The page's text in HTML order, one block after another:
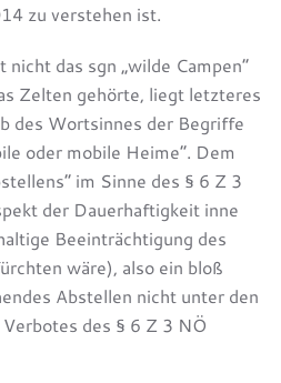
zu verstehen ist.
das sgn „wilde Campen“
Zelten gehörte, liegt letzteres
des Wortsinnes der Begriffe
oder mobile Heime“. Dem
im Sinne des § 6 Z 3
der Dauerhaftigkeit inne
Beeinträchtigung des
wäre), also ein bloß
Abstellen nicht unter den
des § 6 Z 3 NÖ